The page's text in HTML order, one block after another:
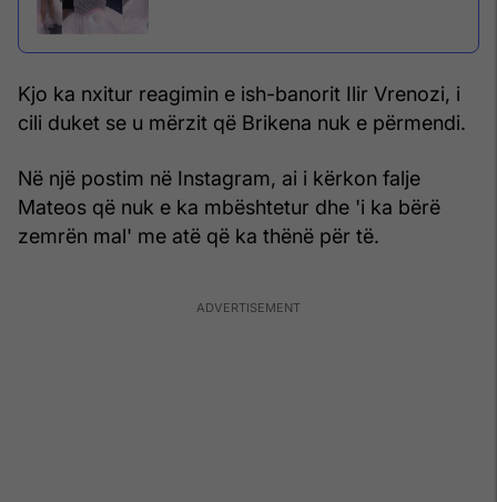
Kjo ka nxitur reagimin e ish-banorit Ilir Vrenozi, i
cili duket se u mërzit që Brikena nuk e përmendi.
Në një postim në Instagram, ai i kërkon falje
Mateos që nuk e ka mbështetur dhe 'i ka bërë
zemrën mal' me atë që ka thënë për të.